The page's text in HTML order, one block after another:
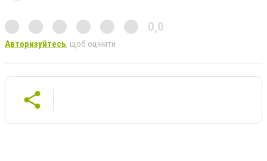
0,0
Авторизуйтесь, щоб оцінити